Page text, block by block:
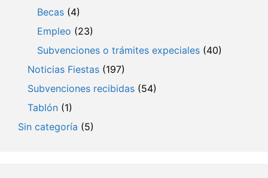
Becas (4)
Empleo (23)
Subvenciones o trámites expeciales (40)
Noticias Fiestas (197)
Subvenciones recibidas (54)
Tablón (1)
Sin categoría (5)